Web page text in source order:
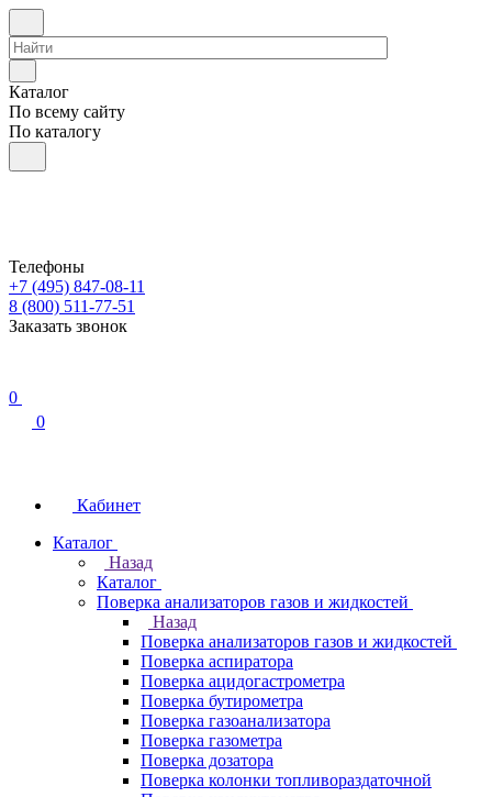
Каталог
По всему сайту
По каталогу
Телефоны
+7 (495) 847-08-11
8 (800) 511-77-51
Заказать звонок
0
0
Кабинет
Каталог
Назад
Каталог
Поверка анализаторов газов и жидкостей
Назад
Поверка анализаторов газов и жидкостей
Поверка аспиратора
Поверка ацидогастрометра
Поверка бутирометра
Поверка газоанализатора
Поверка газометра
Поверка дозатора
Поверка колонки топливораздаточной